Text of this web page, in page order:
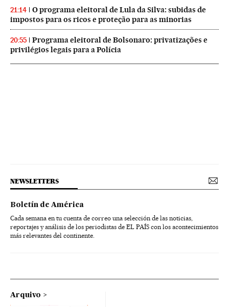
21:14
O programa eleitoral de Lula da Silva: subidas de
impostos para os ricos e proteção para as minorias
20:55
Programa eleitoral de Bolsonaro: privatizações e
privilégios legais para a Polícia
NEWSLETTERS
Boletín de América
Cada semana en tu cuenta de correo una selección de las noticias,
reportajes y análisis de los periodistas de EL PAÍS con los acontecimientos
más relevantes del continente.
Arquivo